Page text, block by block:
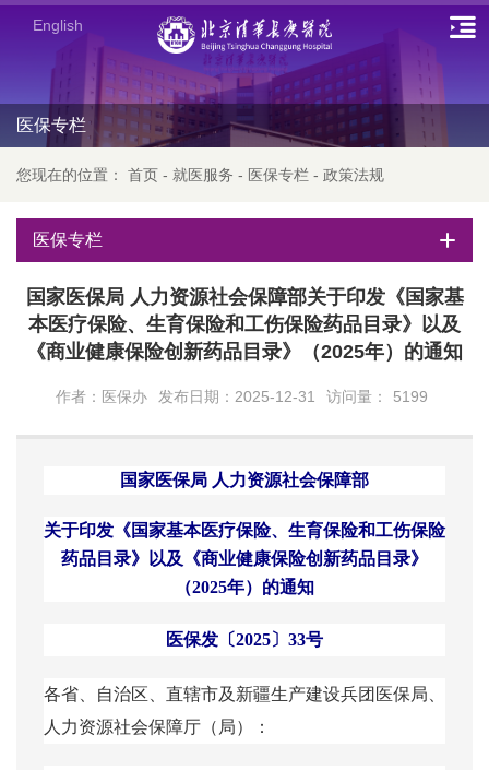
English
医保专栏
您现在的位置： 首页 - 就医服务 - 医保专栏 - 政策法规
医保专栏
国家医保局 人力资源社会保障部关于印发《国家基
本医疗保险、生育保险和工伤保险药品目录》以及
《商业健康保险创新药品目录》（2025年）的通知
作者：医保办 发布日期：2025-12-31 访问量： 5199
国家医保局 人力资源社会保障部
关于印发《国家基本医疗保险、生育保险和工伤保险
药品目录》以及《商业健康保险创新药品目录》
（2025年）的通知
医保发〔2025〕33号
各省、自治区、直辖市及新疆生产建设兵团医保局、
人力资源社会保障厅（局）：